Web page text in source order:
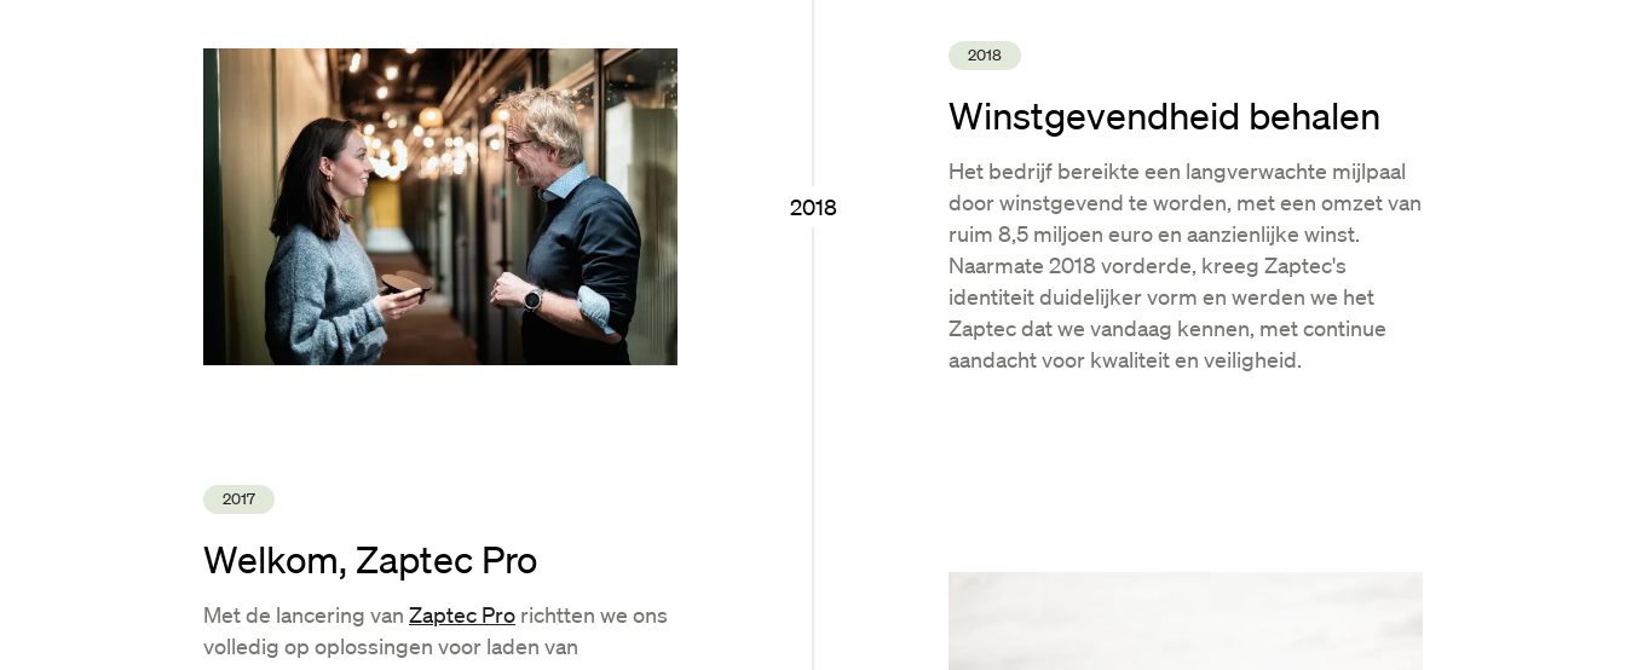
2018
Winstgevendheid behalen
Het bedrijf bereikte een langverwachte mijlpaal
door winstgevend te worden, met een omzet van
ruim 8,5 miljoen euro en aanzienlijke winst.
Naarmate 2018 vorderde, kreeg Zaptec's
identiteit duidelijker vorm en werden we het
Zaptec dat we vandaag kennen, met continue
aandacht voor kwaliteit en veiligheid.
2018
2017
Welkom, Zaptec Pro
Met de lancering van Zaptec Pro richtten we ons
volledig op oplossingen voor laden van